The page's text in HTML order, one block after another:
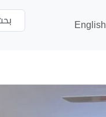
English